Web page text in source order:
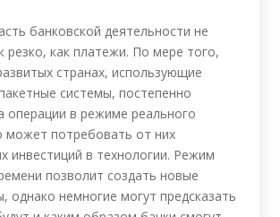
банковской деятельности не
резко, как платежи. По мере того,
странах, использующие
системы, постепенно
операции в режиме реального
может потребовать от них
инвестиций в технологии. Режим
позволит создать новые
однако немногие могут предсказать